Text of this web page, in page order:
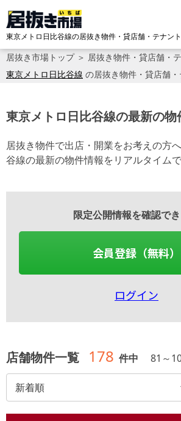
東京メトロ日比谷線の居抜き物件・貸店舗・テナン
居抜き市場トップ＞ 居抜き物件・貸店舗・
東京メトロ日比谷線 の居抜き物件・貸店舗
東京メトロ日比谷線の最新の物
居抜き物件で出店・開業をお考えの方
谷線の最新の物件情報をリアルタイム
限定公開情報を確認で
会員登録（無料）
ログイン
店舗物件一覧 178 件中 81 ～